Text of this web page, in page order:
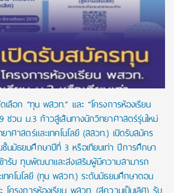
ลือก “ทุน พสวท.” และ “โครงการห้องเรียน
วน ม.3 ก้าวสู่เส้นทางนักวิทยาศาสตร์รุ่นใหม่
าศาสตร์และเทคโนโลยี (สสวท.) เปิดรับสมัคร
นมัธยมศึกษาปีที่ 3 หรือเทียบเท่า ปีการศึกษา
ารับ ทุนพัฒนาและส่งเสริมผู้มีความสามารถ
ทคโนโลยี (ทุน พสวท.) ระดับมัธยมศึกษาตอน